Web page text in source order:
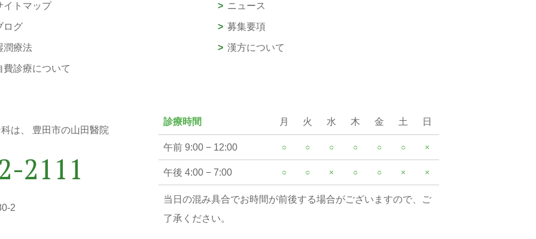
イトマップ ニュース
ログ 募集要項
潤療法 漢方について
費診療について
は、 豊田市の山田醫院
2111
2
診療時間 月 火 水 木 金 土 日
午前 9:00 − 12:00 ○ ○ ○ ○ ○ ○ ×
午後 4:00 − 7:00 ○ ○ × ○ ○ × ×
当日の混み具合でお時間が前後する場合がございますので、ご
了承ください。